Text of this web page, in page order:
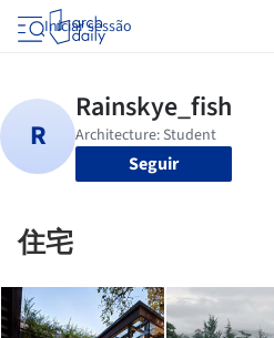
Iniciar sessão
Seguir
住宅